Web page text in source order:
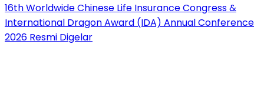
16th Worldwide Chinese Life Insurance Congress &
International Dragon Award (IDA) Annual Conference
2026 Resmi Digelar